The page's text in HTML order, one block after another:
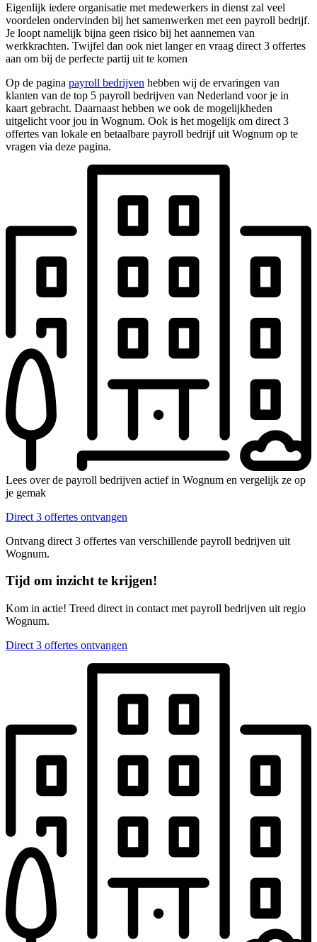
Eigenlijk iedere organisatie met medewerkers in dienst zal veel
voordelen ondervinden bij het samenwerken met een payroll bedrijf.
Je loopt namelijk bijna geen risico bij het aannemen van
werkkrachten. Twijfel dan ook niet langer en vraag direct 3 offertes
aan om bij de perfecte partij uit te komen
Op de pagina payroll bedrijven hebben wij de ervaringen van
klanten van de top 5 payroll bedrijven van Nederland voor je in
kaart gebracht. Daarnaast hebben we ook de mogelijkheden
uitgelicht voor jou in Wognum. Ook is het mogelijk om direct 3
offertes van lokale en betaalbare payroll bedrijf uit Wognum op te
vragen via deze pagina.
Lees over de payroll bedrijven actief in Wognum en vergelijk ze op
je gemak
Direct 3 offertes ontvangen
Ontvang direct 3 offertes van verschillende payroll bedrijven uit
Wognum.
Tijd om inzicht te krijgen!
Kom in actie! Treed direct in contact met payroll bedrijven uit regio
Wognum.
Direct 3 offertes ontvangen